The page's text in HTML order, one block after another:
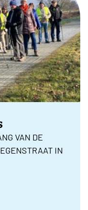
VAN DE
IN